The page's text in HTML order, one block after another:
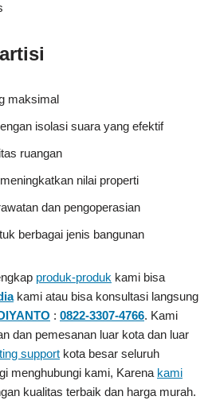
maksimal
isolasi suara yang efektif
ruangan
nilai properti
dan pengoperasian
berbagai jenis bangunan
produk-produk kami bisa
kami atau bisa konsultasi langsung
: 0822-3307-4766. Kami
dan pemesanan luar kota dan luar
support kota besar seluruh
menghubungi kami, Karena kami
kualitas terbaik dan harga murah.